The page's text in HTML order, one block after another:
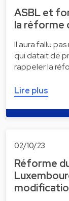
ASBL et
la réforme
Il aura fallu
qui datait de
rappeler la
Lire plus
02/10/23
Réforme